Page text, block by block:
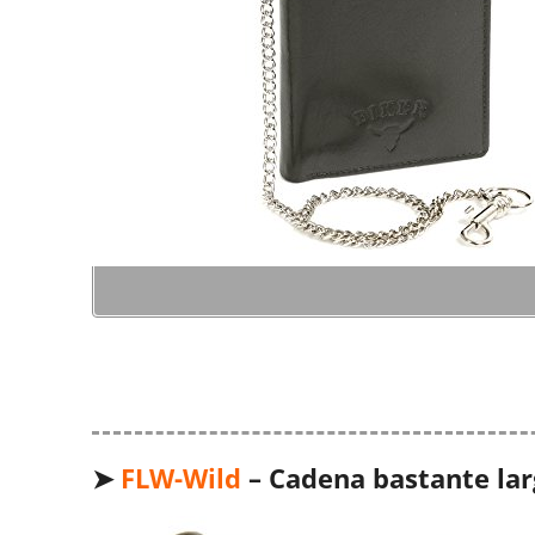
➤ FLW-Wild – Cadena bastante